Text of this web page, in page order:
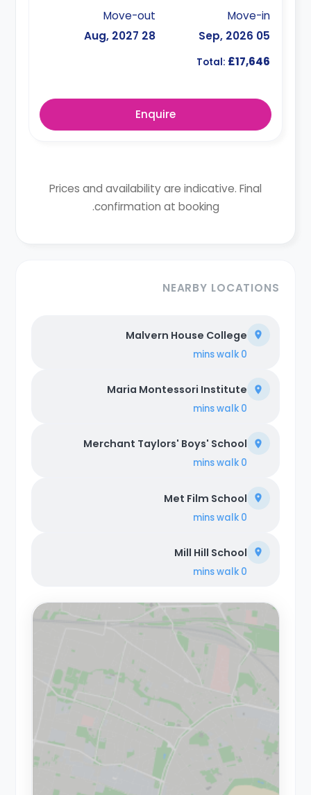
Move-in
05 Sep, 2026
Move-out
28 Aug, 2027
Total: £17,646
Enquire
Prices and availability are indicative. Final
confirmation at booking.
NEARBY LOCATIONS
Malvern House College
0 mins
walk
Maria Montessori Institute
0 mins
walk
Merchant Taylors' Boys' School
0 mins
walk
Met Film School
0 mins
walk
Mill Hill School
0 mins
walk